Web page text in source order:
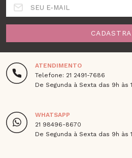
SEU E-MAIL
ATENDIMENTO
Telefone: 21 2491-7686
De Segunda à Sexta das 9h às
WHATSAPP
21 98496-8670
De Segunda à Sexta das 9h às